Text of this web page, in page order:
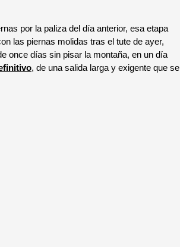
por la paliza del día anterior, esa etapa
las piernas molidas tras el tute de ayer,
once días sin pisar la montaña, en un día
, de una salida larga y exigente que se